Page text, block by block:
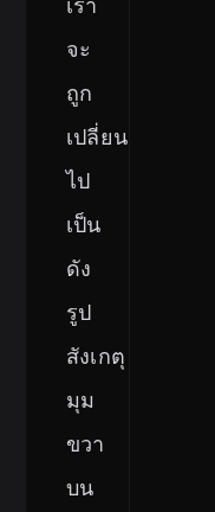
จะ
ถูก
เปลี่ยน
ไป
เป็น
ดัง
รูป
สังเกตุ
มุม
ขวา
บน